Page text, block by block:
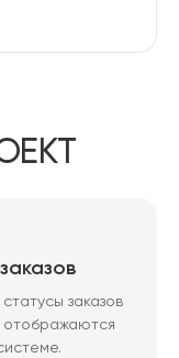
заказов
отображаются